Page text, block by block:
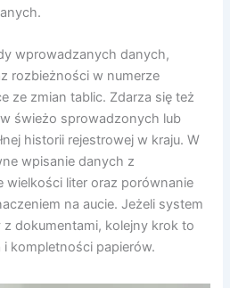
wprowadzanych danych,
rozbieżności w numerze
ze zmian tablic. Zdarza się też
świeżo sprowadzonych lub
historii rejestrowej w kraju. W
wpisanie danych z
wielkości liter oraz porównanie
na aucie. Jeżeli system
dokumentami, kolejny krok to
kompletności papierów.